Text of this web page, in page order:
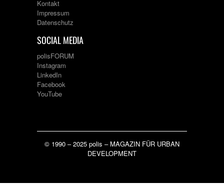
Kontakt
Impressum
Datenschutz
SOCIAL MEDIA
polisFORUM
Instagram
LinkedIn
Facebook
YouTube
© 1990 – 2025 polis – MAGAZIN FÜR URBAN
DEVELOPMENT